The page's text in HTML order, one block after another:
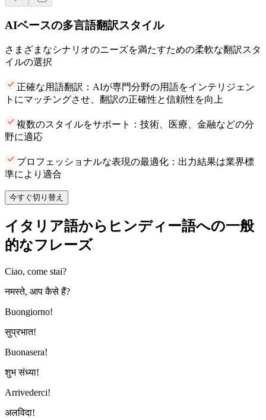
AIベースの多言語翻訳スタイル
さまざまなシナリオのニーズを満たすための柔軟な翻訳スタ
イルの選択
正確な用語翻訳：AIが専門分野の用語をインテリジェン
トにマッチングさせ、翻訳の正確性と信頼性を向上
複数のスタイルをサポート：技術、医療、金融などの分
野に適応
プロフェッショナルな表現の最適化：出力結果は業界標
準により適合
今すぐ切り替え
イタリア語からヒンディー語への一般
的なフレーズ
Ciao, come stai?
नमस्ते, आप कैसे हैं?
Buongiorno!
सुप्रभात!
Buonasera!
शुभ संध्या!
Arrivederci!
अलविदा!